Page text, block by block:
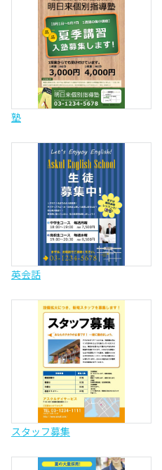
塾
英会話
スタッフ募集